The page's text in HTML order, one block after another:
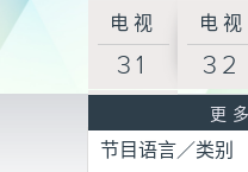
电视
31
电视
32
R3
更
节目语言／类别